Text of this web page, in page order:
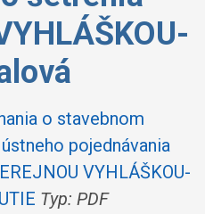
o stavebnom
pojednávania
VYHLÁŠKOU-
Typ: PDF